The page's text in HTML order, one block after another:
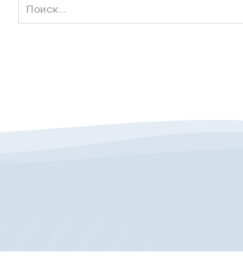
Поиск...